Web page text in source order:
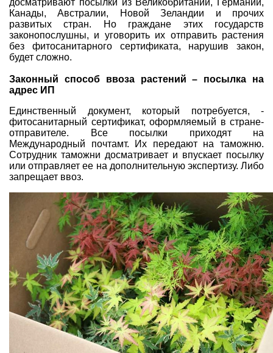
досматривают посылки из Великобритании, Германии,
Канады, Австралии, Новой Зеландии и прочих
развитых стран. Но граждане этих государств
законопослушны, и уговорить их отправить растения
без фитосанитарного сертификата, нарушив закон,
будет сложно.
Законный способ ввоза растений – посылка на
адрес ИП
Единственный документ, который потребуется, -
фитосанитарный сертификат, оформляемый в стране-
отправителе. Все посылки приходят на
Международный почтамт. Их передают на таможню.
Сотрудник таможни досматривает и впускает посылку
или отправляет ее на дополнительную экспертизу. Либо
запрещает ввоз.